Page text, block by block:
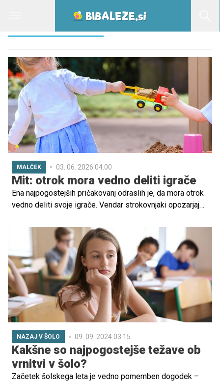
DELJENJE IGRAČ
MALČEK 03. 06. 2026 04.00
Mit: otrok mora vedno deliti igrače
Ena najpogostejših pričakovanj odraslih je, da mora otrok
vedno deliti svoje igrače. Vendar strokovnjaki opozarjajo,
razvojnih zmožnosti otrok.
NAZAJ V ŠOLO 09. 09. 2024 03.15
Kakšne so najpogostejše težave ob
vrnitvi v šolo?
Začetek šolskega leta je vedno pomemben dogodek –